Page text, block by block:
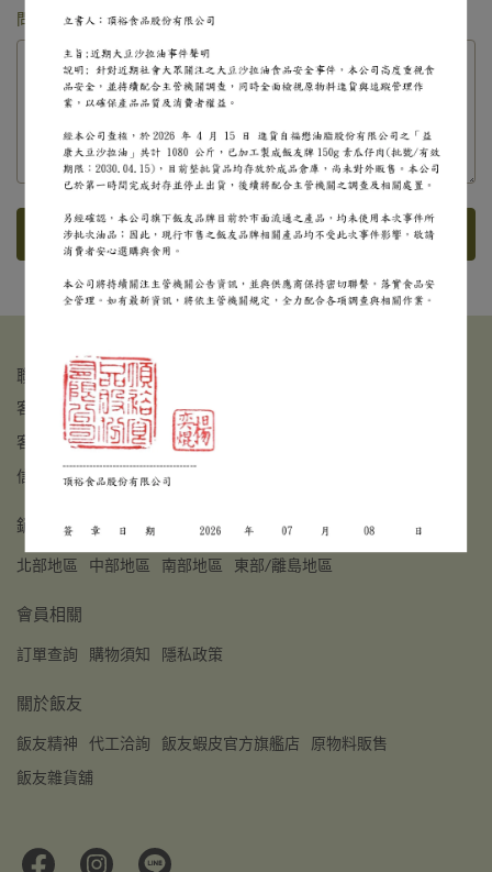
問題內容
送出
聯絡我們
客服專線：04-23591278
客服時間：08:00 - 17:00
信箱： hanyumkt@gmail.com
銷售據點
北部地區 中部地區 南部地區 東部/離島地區
會員相關
訂單查詢 購物須知 隱私政策
關於飯友
飯友精神 代工洽詢 飯友蝦皮官方旗艦店 原物料販售
飯友雜貨舖